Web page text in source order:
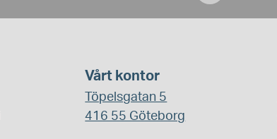
Vårt kontor
Töpelsgatan 5
416 55 Göteborg